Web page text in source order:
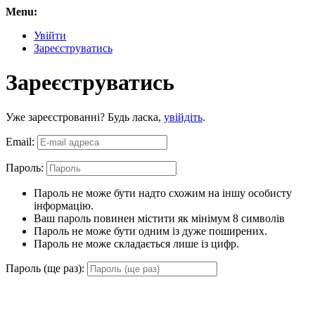
Menu:
Увійти
Зареєструватись
Зареєструватись
Уже зареєстрованні? Будь ласка, увійдіть.
Email:
Пароль:
Пароль не може бути надто схожим на іншу особисту
інформацію.
Ваш пароль повинен містити як мінімум 8 символів
Пароль не може бути одним із дуже поширених.
Пароль не може складається лише із цифр.
Пароль (ще раз):